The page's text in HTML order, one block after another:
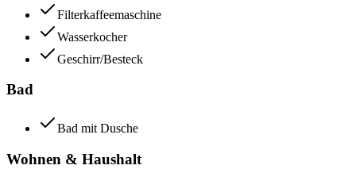
Filterkaffeemaschine
Wasserkocher
Geschirr/Besteck
Bad
Bad mit Dusche
Wohnen & Haushalt